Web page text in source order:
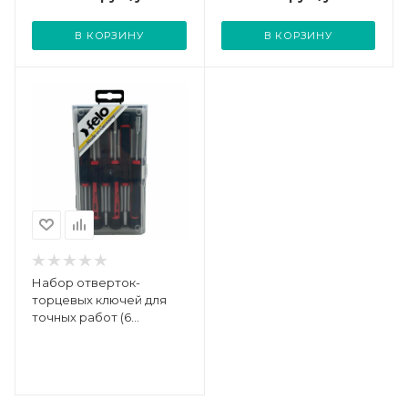
В КОРЗИНУ В КОРЗИНУ
Набор отверток-
торцевых ключей для
точных работ (6